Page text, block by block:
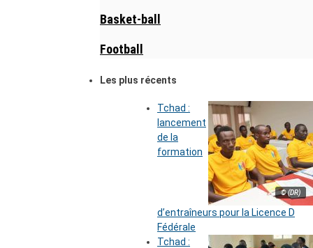
Basket-ball
Football
Les plus récents
© (DR)
Tchad :
lancement
de la
formation
d’entraîneurs pour la Licence D
Fédérale
Tchad :